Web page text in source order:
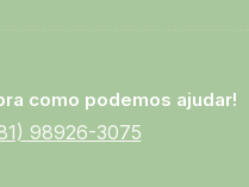
como podemos ajudar!
98926-3075